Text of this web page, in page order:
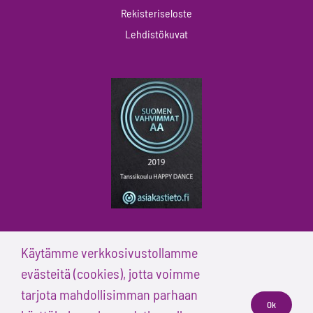
Rekisteriseloste
Lehdistökuvat
© Tanssikoulu Happy Dance
Käytämme verkkosivustollamme
evästeitä (cookies), jotta voimme
tarjota mahdollisimman parhaan
Ok